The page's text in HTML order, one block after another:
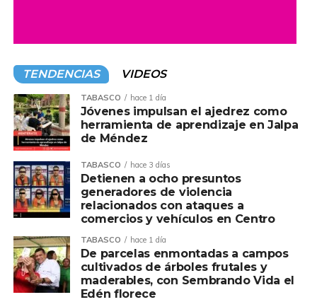
TENDENCIAS VIDEOS
TABASCO hace 1 día
Jóvenes impulsan el ajedrez como
herramienta de aprendizaje en Jalpa
de Méndez
TABASCO hace 3 días
Detienen a ocho presuntos
generadores de violencia
relacionados con ataques a
comercios y vehículos en Centro
TABASCO hace 1 día
De parcelas enmontadas a campos
cultivados de árboles frutales y
maderables, con Sembrando Vida el
Edén florece